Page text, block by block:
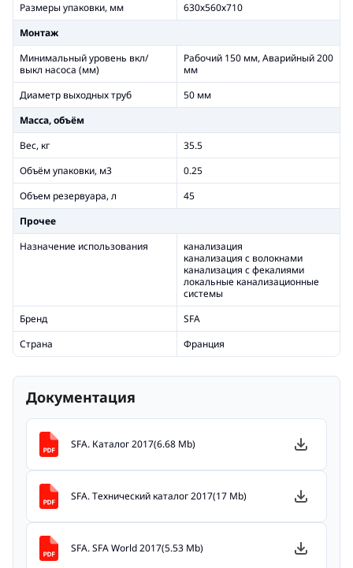
Размеры упаковки, мм
630х560х710
Монтаж
Минимальный уровень вкл/
выкл насоса (мм)
Рабочий 150 мм, Аварийный 200
мм
Диаметр выходных труб
50 мм
Масса, объём
Вес, кг
35.5
Объём упаковки, м3
0.25
Объем резервуара, л
45
Прочее
Назначение использования
канализация
канализация с волокнами
канализация с фекалиями
локальные канализационные
системы
Бренд
SFA
Страна
Франция
Документация
SFA. Каталог 2017(6.68 Mb)
SFA. Технический каталог 2017(17 Mb)
SFA. SFA World 2017(5.53 Mb)